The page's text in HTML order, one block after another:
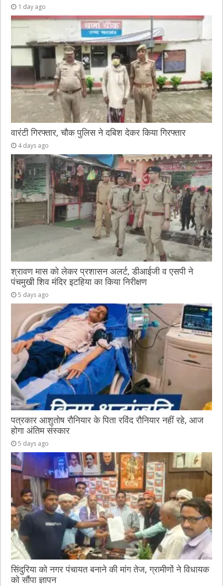
1 day ago
वारंटी गिरफ्तार, चौक पुलिस ने दबिश देकर किया गिरफ्तार
4 days ago
श्रावण मास को लेकर प्रशासन अलर्ट, डीआईजी व एसपी ने
पंचमुखी शिव मंदिर इटहिया का किया निरीक्षण
5 days ago
पत्रकार आशुतोष रौनियार के पिता रविंद रौनियार नहीं रहे, आज
होगा अंतिम संस्कार
5 days ago
सिंदुरिया को नगर पंचायत बनाने की मांग तेज, ग्रामीणों ने विधायक
को सौंपा ज्ञापन